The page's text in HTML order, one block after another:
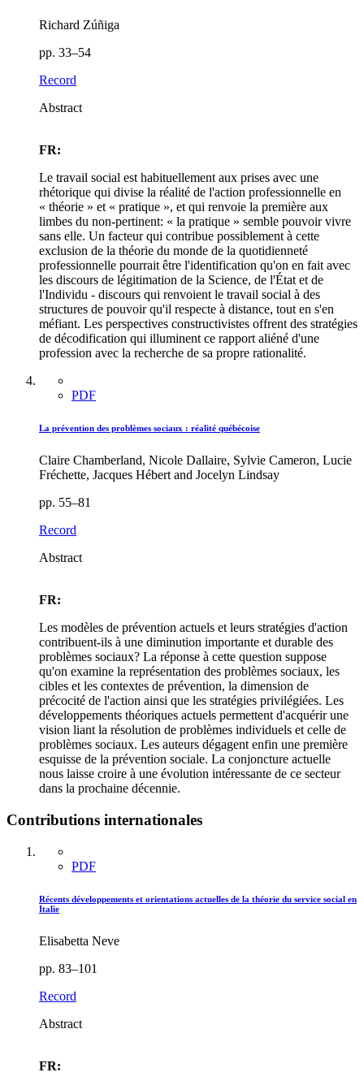
Richard Zúñiga
pp. 33–54
Record
Abstract
FR:
Le travail social est habituellement aux prises avec une
rhétorique qui divise la réalité de l'action professionnelle en
« théorie » et « pratique », et qui renvoie la première aux
limbes du non-pertinent: « la pratique » semble pouvoir vivre
sans elle. Un facteur qui contribue possiblement à cette
exclusion de la théorie du monde de la quotidienneté
professionnelle pourrait être l'identification qu'on en fait avec
les discours de légitimation de la Science, de l'État et de
l'Individu - discours qui renvoient le travail social à des
structures de pouvoir qu'il respecte à distance, tout en s'en
méfiant. Les perspectives constructivistes offrent des stratégies
de décodification qui illuminent ce rapport aliéné d'une
profession avec la recherche de sa propre rationalité.
PDF
La prévention des problèmes sociaux : réalité québécoise
Claire Chamberland, Nicole Dallaire, Sylvie Cameron, Lucie
Fréchette, Jacques Hébert and Jocelyn Lindsay
pp. 55–81
Record
Abstract
FR:
Les modèles de prévention actuels et leurs stratégies d'action
contribuent-ils à une diminution importante et durable des
problèmes sociaux? La réponse à cette question suppose
qu'on examine la représentation des problèmes sociaux, les
cibles et les contextes de prévention, la dimension de
précocité de l'action ainsi que les stratégies privilégiées. Les
développements théoriques actuels permettent d'acquérir une
vision liant la résolution de problèmes individuels et celle de
problèmes sociaux. Les auteurs dégagent enfin une première
esquisse de la prévention sociale. La conjoncture actuelle
nous laisse croire à une évolution intéressante de ce secteur
dans la prochaine décennie.
Contributions internationales
PDF
Récents développements et orientations actuelles de la théorie du service social en
Italie
Elisabetta Neve
pp. 83–101
Record
Abstract
FR: